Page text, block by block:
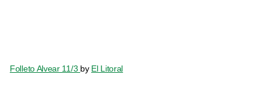
Folleto Alvear 11/3 by El Litoral